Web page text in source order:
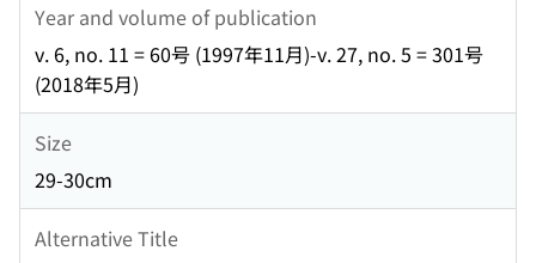
Year and volume of publication
v. 6, no. 11 = 60号 (1997年11月)-v. 27, no. 5 = 301号
(2018年5月)
Size
29-30cm
Alternative Title